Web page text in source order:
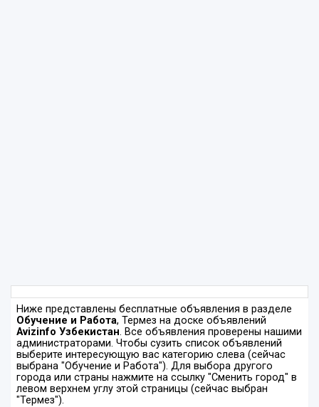
Ниже представлены бесплатные объявления в разделе
Обучение и Работа, Термез на доске объявлений
Avizinfo Узбекистан. Все объявления проверены нашими
администраторами. Чтобы сузить список объявлений
выберите интересующую вас категорию слева (сейчас
выбрана "Обучение и Работа"). Для выбора другого
города или страны нажмите на ссылку "Сменить город" в
левом верхнем углу этой страницы (сейчас выбран
"Термез").